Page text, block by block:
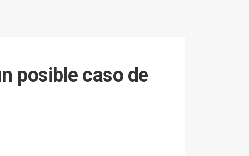
posible caso de